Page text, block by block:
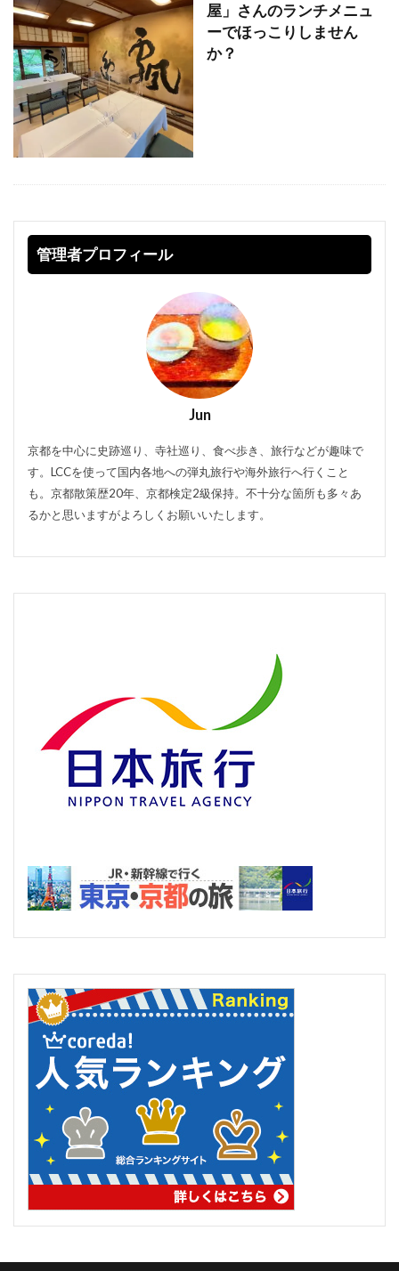
屋」さんのランチメニュ
ーでほっこりしません
か？
管理者プロフィール
Jun
京都を中心に史跡巡り、寺社巡り、食べ歩き、旅行などが趣味で
す。LCCを使って国内各地への弾丸旅行や海外旅行へ行くこと
も。京都散策歴20年、京都検定2級保持。不十分な箇所も多々あ
るかと思いますがよろしくお願いいたします。